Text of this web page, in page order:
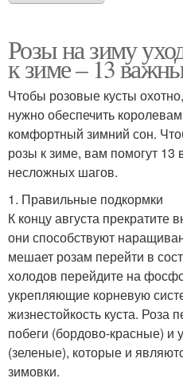
Розы на зиму
к зиме – 13
Чтобы розовые кусты
нужно обеспечить
комфортный зимний сон.
розы к зиме, вам помогут
несложных шагов.
1. Правильные подкормки
К концу августа прекратите
они способствуют
мешает розам перейти в
холодов перейдите на
укрепляющие корневую
жизнестойкость куста. Роза
побеги (бордово-красные) и
(зеленые), которые и
зимовки.